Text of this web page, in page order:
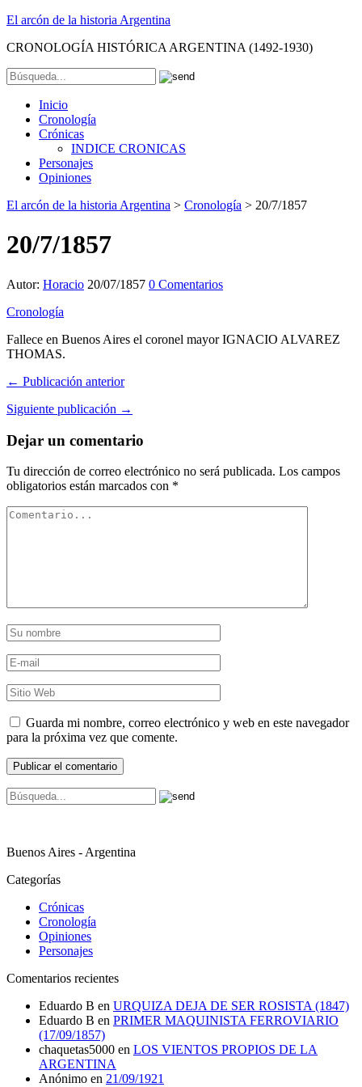
El arcón de la historia Argentina
CRONOLOGÍA HISTÓRICA ARGENTINA (1492-1930)
Inicio
Cronología
Crónicas
INDICE CRONICAS
Personajes
Opiniones
El arcón de la historia Argentina > Cronología > 20/7/1857
20/7/1857
Autor: Horacio 20/07/1857 0 Comentarios
Cronología
Fallece en Buenos Aires el coronel mayor IGNACIO ALVAREZ
THOMAS.
← Publicación anterior
Siguiente publicación →
Dejar un comentario
Tu dirección de correo electrónico no será publicada. Los campos
obligatorios están marcados con *
Guarda mi nombre, correo electrónico y web en este navegador
para la próxima vez que comente.
Buenos Aires - Argentina
Categorías
Crónicas
Cronología
Opiniones
Personajes
Comentarios recientes
Eduardo B en URQUIZA DEJA DE SER ROSISTA (1847)
Eduardo B en PRIMER MAQUINISTA FERROVIARIO
(17/09/1857)
chaquetas5000 en LOS VIENTOS PROPIOS DE LA
ARGENTINA
Anónimo en 21/09/1921